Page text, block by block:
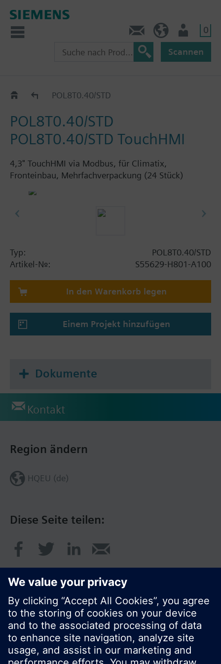
0
Scannen
POL8T0..POL8T0.40/STD
POL8T0.40/STD
POL8T0.40/STD TouchHMI
4,3" TouchHMI via Modbus, für Climatix,
Fronteinbau, Mehrfachverpackung (24 Stück)
Typ:
POL8T0.40/STD
Artikel-Nr.:
S55629-H801-A100
In den Warenkorb legen
Einem Projekt hinzufügen
Dokumente
Kontakt
Diese Seite teilen:
Region ändern
HQEU (de)
© Siemens Schweiz AG 2017